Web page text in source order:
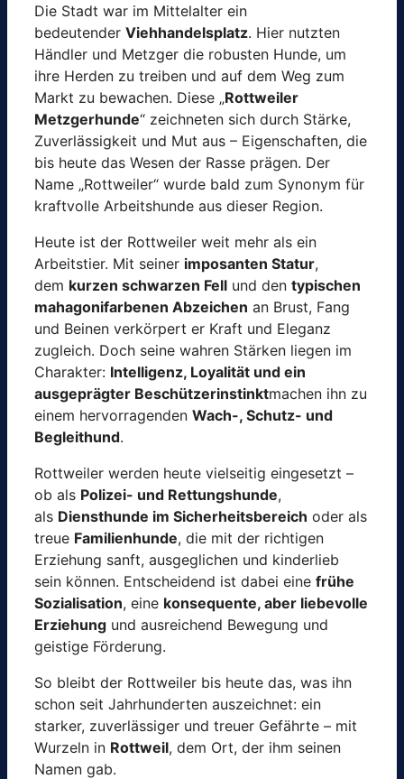
Die Stadt war im Mittelalter ein
bedeutender Viehhandelsplatz. Hier nutzten
Händler und Metzger die robusten Hunde, um
ihre Herden zu treiben und auf dem Weg zum
Markt zu bewachen. Diese „Rottweiler
Metzgerhunde“ zeichneten sich durch Stärke,
Zuverlässigkeit und Mut aus – Eigenschaften, die
bis heute das Wesen der Rasse prägen. Der
Name „Rottweiler“ wurde bald zum Synonym für
kraftvolle Arbeitshunde aus dieser Region.
Heute ist der Rottweiler weit mehr als ein
Arbeitstier. Mit seiner imposanten Statur,
dem kurzen schwarzen Fell und den typischen
mahagonifarbenen Abzeichen an Brust, Fang
und Beinen verkörpert er Kraft und Eleganz
zugleich. Doch seine wahren Stärken liegen im
Charakter: Intelligenz, Loyalität und ein
ausgeprägter Beschützerinstinktmachen ihn zu
einem hervorragenden Wach-, Schutz- und
Begleithund.
Rottweiler werden heute vielseitig eingesetzt –
ob als Polizei- und Rettungshunde,
als Diensthunde im Sicherheitsbereich oder als
treue Familienhunde, die mit der richtigen
Erziehung sanft, ausgeglichen und kinderlieb
sein können. Entscheidend ist dabei eine frühe
Sozialisation, eine konsequente, aber liebevolle
Erziehung und ausreichend Bewegung und
geistige Förderung.
So bleibt der Rottweiler bis heute das, was ihn
schon seit Jahrhunderten auszeichnet: ein
starker, zuverlässiger und treuer Gefährte – mit
Wurzeln in Rottweil, dem Ort, der ihm seinen
Namen gab.